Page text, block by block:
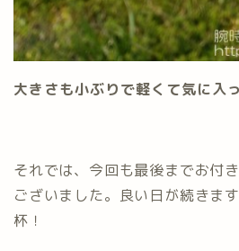
大きさも小ぶりで軽くて気に入
それでは、今回も最後までお付
ございました。良い日が続きま
杯！